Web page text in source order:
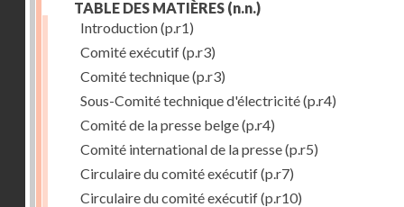
TABLE DES MATIÈRES (n.n.)
Introduction(p.r1)
Comité exécutif(p.r3)
Comité technique(p.r3)
Sous-Comité technique d'électricité(p.r4)
Comité de la presse belge(p.r4)
Comité international de la presse(p.r5)
Circulaire du comité exécutif(p.r7)
Circulaire du comité exécutif(p.r10)